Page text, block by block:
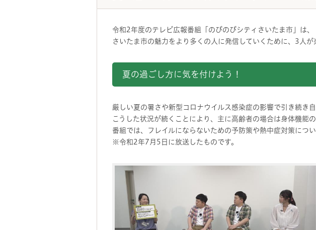
令和2年度のテレビ広報番組「のびのびシティさいたま市」は
さいたま市の魅力をより多くの人に発信していくために、3人
夏の過ごし方に気を付けよう！
厳しい夏の暑さや新型コロナウイルス感染症の影響で引き続き
こうした状況が続くことにより、主に高齢者の場合は身体機能
番組では、フレイルにならないための予防策や熱中症対策につい
※令和2年7月5日に放送したものです。